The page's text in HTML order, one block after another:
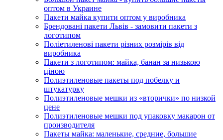
оптом в Украине
Пакети майка купити оптом у виробника
Брендовані пакети Львів - замовити пакети з
логотипом
Поліетиленові пакети різних розмірів від
виробника
Пакети з логотипом: майка, банан за низькою
ціною
Полиэтиленовые пакеты под побелку и
штукатурку
Полиэтиленовые мешки из «вторички» по низкой
цене
Полиэтиленовые мешки под упаковку макарон от
производителя
Пакеты майка: маленькие, средние, большие